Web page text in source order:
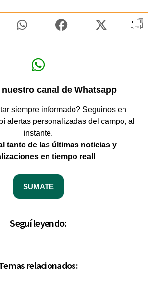
nuestro canal de Whatsapp
siempre informado? Seguinos en
alertas personalizadas del campo, al
instante.
tanto de las últimas noticias y
en tiempo real!
SUMATE
Seguí leyendo:
relacionados: